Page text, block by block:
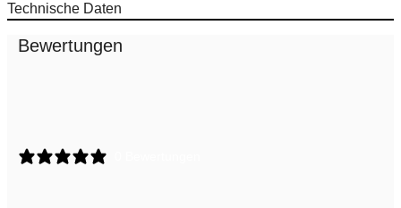
Technische Daten
Bewertungen